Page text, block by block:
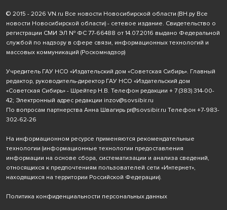
© 2015 - 2026 VN.ru Все новости Новосибирской области (ВН.ру Все
новости Новосибирской области) - сетевое издание. Свидетельство о
регистрации СМИ ЭЛ № ФС 77-66488 от 14.07.2016 выдано Федеральной
службой по надзору в сфере связи, информационных технологий и
массовых коммуникаций (Роскомнадзор)
Учредитель ГАУ НСО «Издательский дом «Советская Сибирь». Главный
редактор, руководитель-директор ГАУ НСО «Издательский дом
«Советская Сибирь» - Шрейтер Н.В. Телефон редакции + 7 (383) 314-00-
42; Электронный адрес редакции inzov@sovsibir.ru
По вопросам партнерства Анна Швагирь pr@sovsibir.ru Телефон +7-983-
302-62-26
На информационном ресурсе применяются рекомендательные
технологии (информационные технологии предоставления
информации на основе сбора, систематизации и анализа сведений,
относящихся к предпочтениям пользователей сети «Интернет»,
находящихся на территории Российской Федерации).
Политика конфиденциальности персональных данных